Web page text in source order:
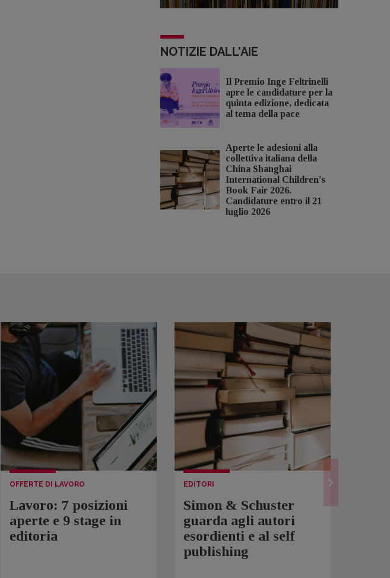
NOTIZIE DALL'AIE
Il Premio Inge Feltrinelli
apre le candidature per la
quinta edizione, dedicata
al tema della pace
Aperte le adesioni alla
collettiva italiana della
China Shanghai
International Children's
Book Fair 2026.
Candidature entro il 21
luglio 2026
OFFERTE DI LAVORO
Lavoro: 7 posizioni
aperte e 9 stage in
editoria
EDITORI
Simon & Schuster
guarda agli autori
esordienti e al self
publishing